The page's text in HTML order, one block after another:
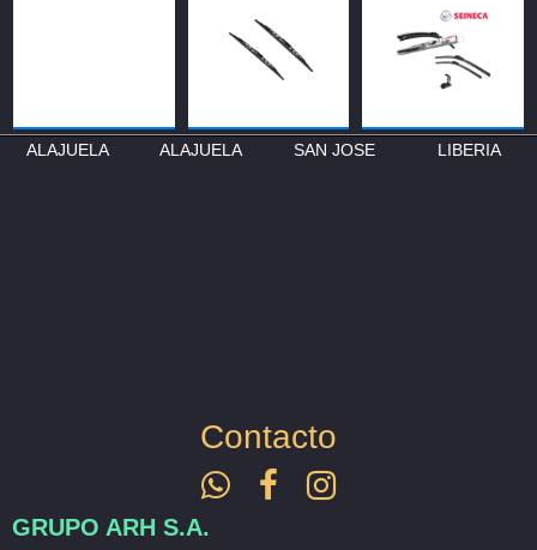
ALAJUELA ALAJUELA SAN JOSE LIBERIA
GRUPO ARH S.A.
Contacto